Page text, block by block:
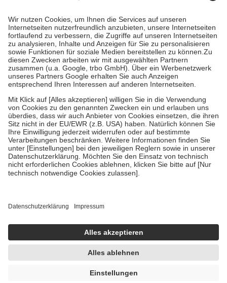
höchstens zehn Euro.
Es sind jedoch nie mehr als die tatsächlichen
Kosten der Leistung zu entrichten.
Diese Regeln gelten grundsätzlich auch für Online-Apotheken.
Bei Heilmitteln und häuslicher Krankenpflege beträgt die
Zuzahlung zehn Prozent der Kosten sowie zehn Euro je
Verordnung.
Um das Engagement der Versicherten für ihre eigene Gesundheit zu
stärken und die besondere Stellung der Familie zu unterstützen,
fallenkeine Zuzahlungenan bei:
• Kindern und Jugendlichen bis zum vollendeten 18. Lebensjahr
mit Ausnahme der Fahrkosten
• Untersuchungen zur Vorsorge und Früherkennung, die von der
GKV getragen werden
• empfohlenen Schutzimpfungen
• Harn- und Blutteststreifen
getroffen, um sicherzustellen, dass es sich um echte Bewertungen
https://help.etrusted.com/hc/de/articles/4419944605341
Einige Bilder und Inhalte wurden unter Zuhilfenahme künstlicher